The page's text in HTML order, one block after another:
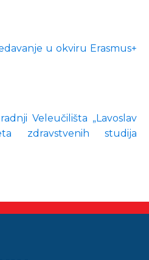
u okviru Erasmus+
Veleučilišta „Lavoslav
zdravstvenih studija